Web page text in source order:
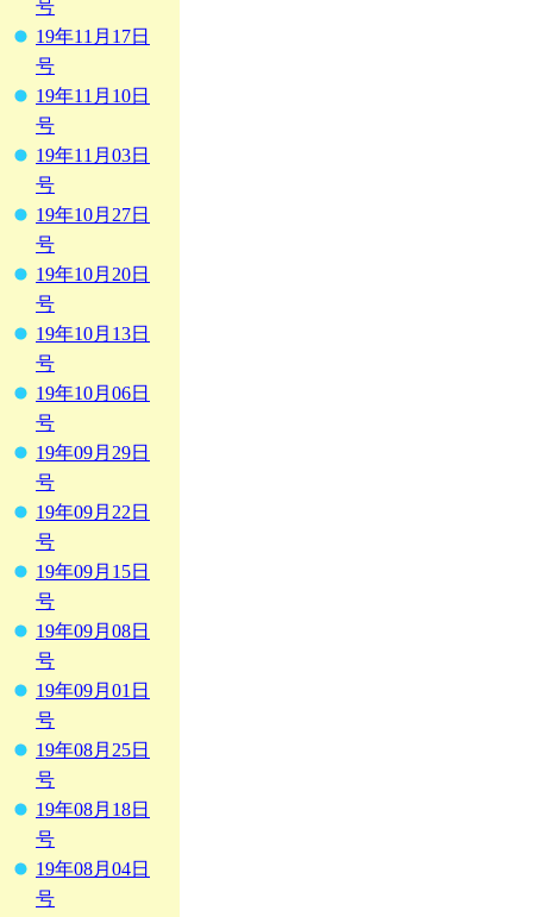
号
19年11月17日
号
19年11月10日
号
19年11月03日
号
19年10月27日
号
19年10月20日
号
19年10月13日
号
19年10月06日
号
19年09月29日
号
19年09月22日
号
19年09月15日
号
19年09月08日
号
19年09月01日
号
19年08月25日
号
19年08月18日
号
19年08月04日
号